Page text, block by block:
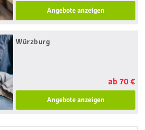
Angebote anzeigen
Würzburg
ab 70 €
Angebote anzeigen